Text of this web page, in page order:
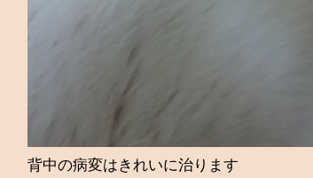
背中の病変はきれいに治ります